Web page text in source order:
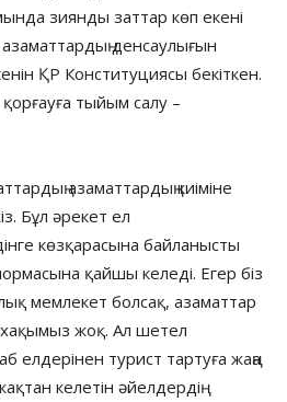
зиянды заттар көп екені
денсаулығын
ҚР Конституциясы бекіткен.
тыйым салу –
азаматтардың киіміне
Бұл әрекет ел
көзқарасына байланысты
қайшы келеді. Егер біз
мемлекет болсақ, азаматтар
хақымыз жоқ. Ал шетел
елдерінен турист тартуға жаңа
келетін әйелдердің